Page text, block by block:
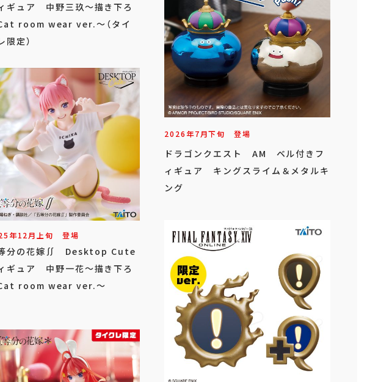
ギュア 中野三玖～描き下ろ
room wear ver.～（タイ
限定）
年12月上旬 登場
分の花嫁∬ Desktop Cute
ギュア 中野一花～描き下ろ
room wear ver.～
2026年7月下旬 登場
ドラゴンクエスト AM ベル付きフ
ィギュア キングスライム＆メタルキ
ング